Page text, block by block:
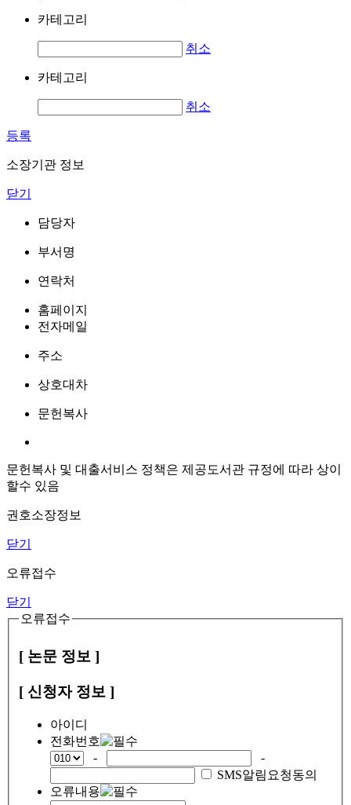
카테고리
취소
카테고리
취소
등록
소장기관 정보
닫기
담당자
부서명
연락처
홈페이지
전자메일
주소
상호대차
문헌복사
문헌복사 및 대출서비스 정책은 제공도서관 규정에 따라 상이
할수 있음
권호소장정보
닫기
오류접수
닫기
오류접수
[ 논문 정보 ]
[ 신청자 정보 ]
아이디
전화번호
-
-
SMS알림요청동의
오류내용